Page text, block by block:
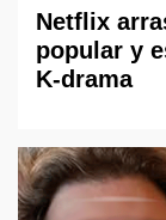
Netflix
popular y
K-drama